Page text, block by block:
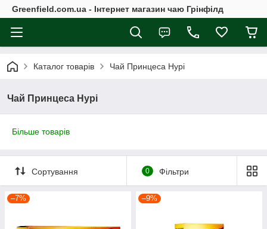
Greenfield.com.ua - Інтернет магазин чаю Грінфілд
Каталог товарів Чай Принцеса Нурі
Чай Принцеса Нурі
Більше товарів
Сортування 0 Фільтри
–7% –9%